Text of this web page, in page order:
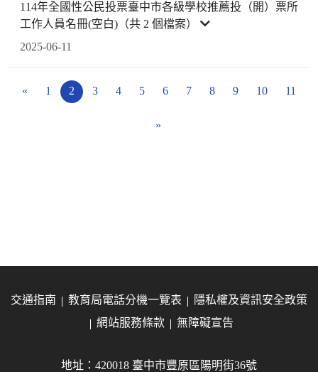
114年全國性公民投票臺中市各級學校推薦投（開）票所
工作人員名冊(空白)（共 2 個檔案）
2025-06-11
« 1 2 3 4 5 6 7 8 9 10 11
»
交通指南 教育局電話分機一覽表
隱私權及資訊安全政策
網站服務條款
無障礙宣告
地址：420018 臺中市豐原區陽明街36號